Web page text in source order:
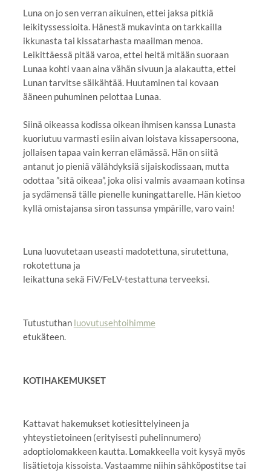
Luna on jo sen verran aikuinen, ettei jaksa pitkiä
leikityssessioita. Hänestä mukavinta on tarkkailla
ikkunasta tai kissatarhasta maailman menoa.
Leikittäessä pitää varoa, ettei heitä mitään suoraan
Lunaa kohti vaan aina vähän sivuun ja alakautta, ettei
Lunan tarvitse säikähtää. Huutaminen tai kovaan
ääneen puhuminen pelottaa Lunaa.­­­­­­
Siinä oikeassa kodissa oikean ihmisen kanssa Lunasta
kuoriutuu varmasti esiin aivan loistava kissapersoona,
jollaisen tapaa vain kerran elämässä. Hän on siitä
antanut jo pieniä välähdyksiä sijaiskodissaan, mutta
odottaa ”sitä oikeaa”, joka olisi valmis avaamaan kotinsa
ja sydämensä tälle pienelle kuningattarelle. Hän kietoo
kyllä omistajansa siron tassunsa ympärille, varo vain!
Luna luovutetaan useasti madotettuna, sirutettuna,
rokotettuna ja
leikattuna sekä FiV/FeLV-testattuna terveeksi.
Tutustuthan luovutusehtoihimme
etukäteen.
KOTIHAKEMUKSET
Kattavat hakemukset kotiesittelyineen ja
yhteystietoineen (erityisesti puhelinnumero)
adoptiolomakkeen kautta. Lomakkeella voit kysyä myös
lisätietoja kissoista. Vastaamme niihin sähköpostitse tai